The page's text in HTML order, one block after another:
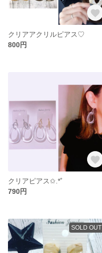
クリアアクリルピアス♡
800円
クリアピアス✩.*˚
790円
SOLD OUT